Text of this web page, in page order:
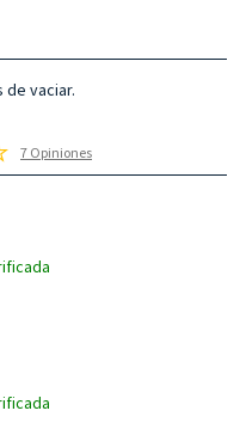
de vaciar.
7 Opiniones